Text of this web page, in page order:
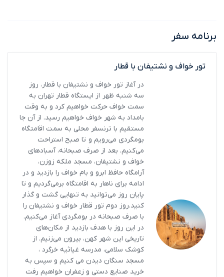
برنامه سفر
تور خواف و نشتیفان با قطار
در آغاز تور خواف و نشتیفان با قطار، روز
سه شنبه ظهر از ایستگاه قطار تهران به
سمت خواف حرکت خواهیم کرد و به وقت
بامداد به شهر خواف خواهیم رسید. از آن جا
مستقیم با ترنسفر محلی به سمت اقامتگاه
بومگردی می‌رویم و تا صبح استراحت
می‌کنیم. بعد از صرف صبحانه، آسبادهای
خواف و نشتیفان، مسجد ملکه زوزن،
آرامگاه حافظ ابرو و بام خواف را بازدید و در
ادامه برای ناهار به اقامتگاه برمی‌گردیم و تا
پایان روز می‌توانید به تنهایی گشت و گذار
کنید.روز دوم تور قطار خواف و نشتیفان را
با صرف صبحانه در بومگردی آغاز می‌کنیم.
در این روز با هدف بازدید از مکان‌های
تاریخی این شهر کهن، بیرون می‌زنیم. از
کوشک سلامی، مدرسه غیاثیه خرگرد ،
مسجد سنگان دیدن می کنیم و سپس به
خرید صنایع دستی و زعفران خواهیم رفت